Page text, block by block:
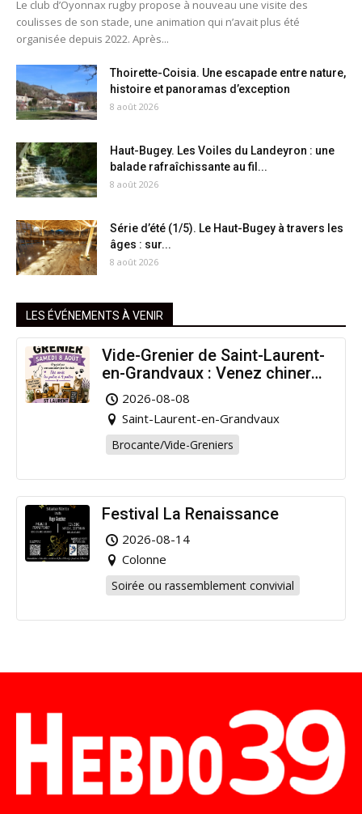
Le club d’Oyonnax rugby propose à nouveau une visite des
coulisses de son stade, une animation qui n’avait plus été
organisée depuis 2022. Après...
Thoirette-Coisia. Une escapade entre nature,
histoire et panoramas d’exception
8 août 2026
Haut-Bugey. Les Voiles du Landeyron : une
balade rafraîchissante au fil...
8 août 2026
Série d’été (1/5). Le Haut-Bugey à travers les
âges : sur...
8 août 2026
LES ÉVÉNEMENTS À VENIR
Vide-Grenier de Saint-Laurent-
en-Grandvaux : Venez chiner
pour la bonne cause !
2026-08-08
Saint-Laurent-en-Grandvaux
Brocante/Vide-Greniers
Festival La Renaissance
2026-08-14
Colonne
Soirée ou rassemblement convivial